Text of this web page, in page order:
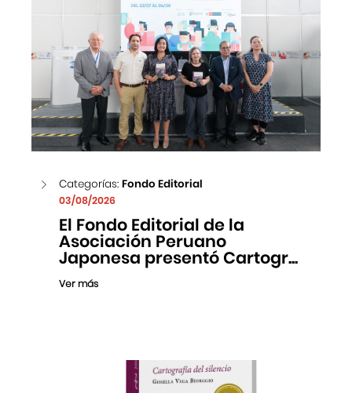
Teatro Peruano Japonés
Categorías: Fondo Editorial
03/08/2026
El Fondo Editorial de la
Asociación Peruano
Japonesa presentó Cartogr...
Ver más